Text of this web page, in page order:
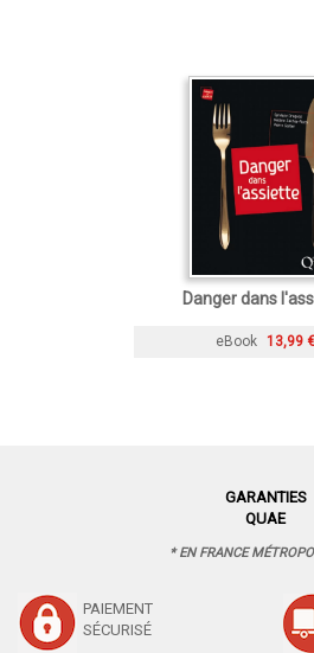
Danger dans
eBook 13,99 €
GARANTIES
QUAE
* EN FRANCE
PAIEMENT
SÉCURISÉ